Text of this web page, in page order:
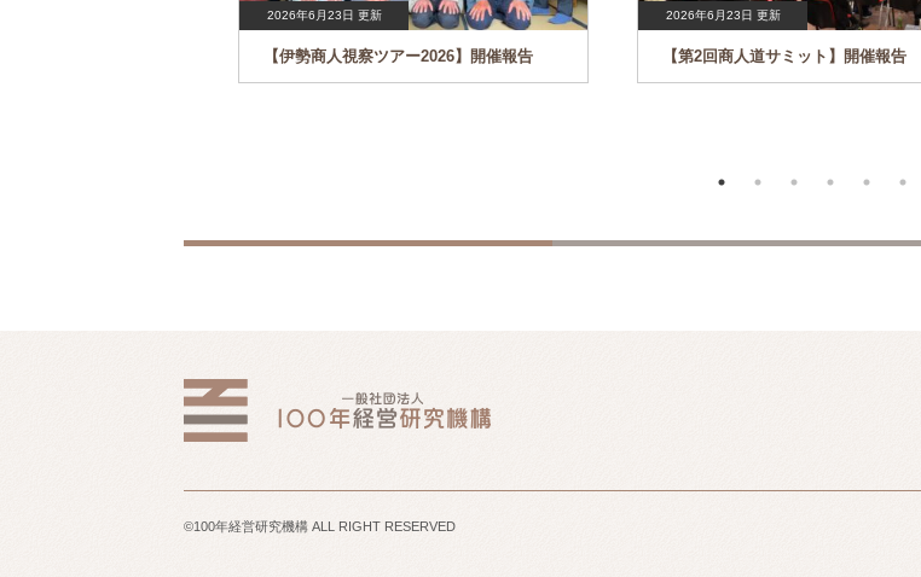
2026年6月23日 更新
【伊勢商人視察ツアー2026】開催報告
2026年6月23日 更新
【第2回商人道サミット】開催報告
©100年経営研究機構 ALL RIGHT RESERVED